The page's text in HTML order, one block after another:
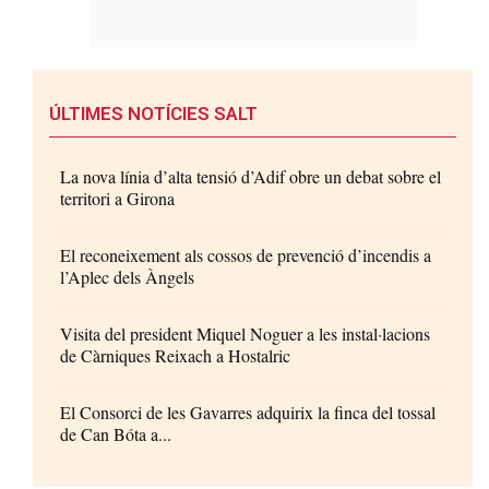
ÚLTIMES NOTÍCIES SALT
La nova línia d’alta tensió d’Adif obre un debat sobre el
territori a Girona
El reconeixement als cossos de prevenció d’incendis a
l’Aplec dels Àngels
Visita del president Miquel Noguer a les instal·lacions
de Càrniques Reixach a Hostalric
El Consorci de les Gavarres adquirix la finca del tossal
de Can Bóta a...